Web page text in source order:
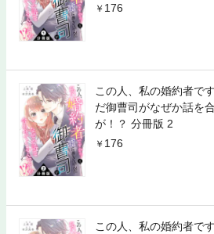
176
この人、私の婚約者で
だ御曹司がなぜか話を
が！？ 分冊版 2
176
この人、私の婚約者で